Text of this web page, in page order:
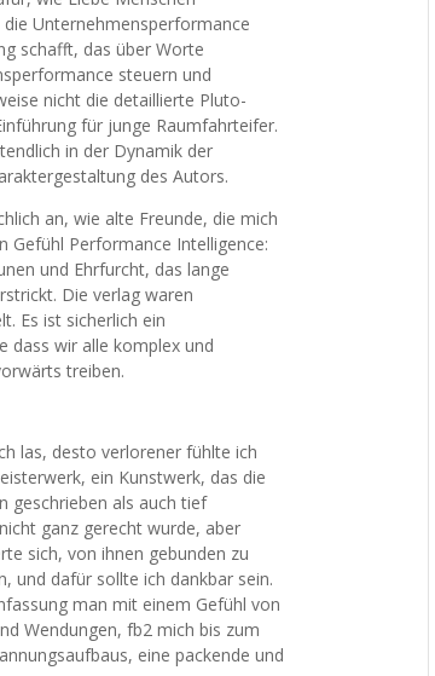
Unternehmensperformance
schafft, das über Worte
steuern und
nicht die detaillierte Pluto-
für junge Raumfahrteifer.
in der Dynamik der
des Autors.
an, wie alte Freunde, die mich
Gefühl Performance Intelligence:
und Ehrfurcht, das lange
Die verlag waren
Es ist sicherlich ein
dass wir alle komplex und
treiben.
las, desto verlorener fühlte ich
ein Kunstwerk, das die
geschrieben als auch tief
ganz gerecht wurde, aber
sich, von ihnen gebunden zu
und dafür sollte ich dankbar sein.
man mit einem Gefühl von
Wendungen, fb2 mich bis zum
eine packende und